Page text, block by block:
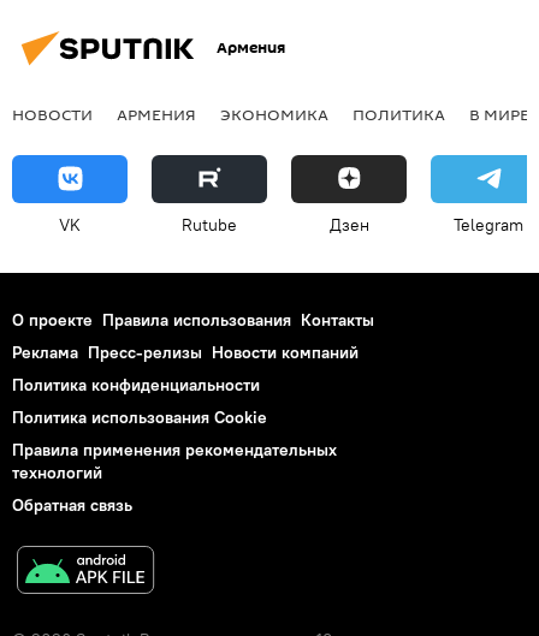
Армения
НОВОСТИ АРМЕНИЯ ЭКОНОМИКА ПОЛИТИКА В МИРЕ
VK Rutube Дзен Telegram
О проекте Правила использования Контакты
Реклама Пресс-релизы Новости компаний
Политика конфиденциальности
Политика использования Cookie
Правила применения рекомендательных
технологий
Обратная связь